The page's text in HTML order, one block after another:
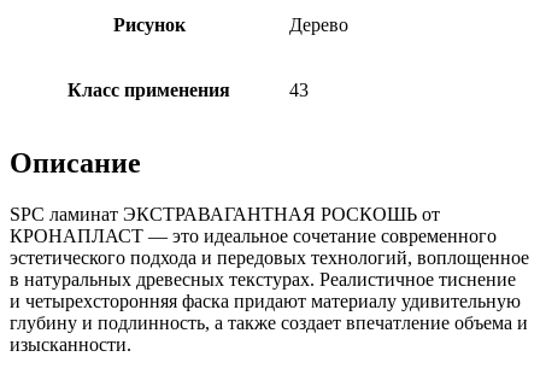
Рисунок Дерево
Класс применения 43
Описание
SPC ламинат ЭКСТРАВАГАНТНАЯ РОСКОШЬ от
КРОНАПЛАСТ — это идеальное сочетание современного
эстетического подхода и передовых технологий, воплощенное
в натуральных древесных текстурах. Реалистичное тиснение
и четырехсторонняя фаска придают материалу удивительную
глубину и подлинность, а также создает впечатление объема и
изысканности.